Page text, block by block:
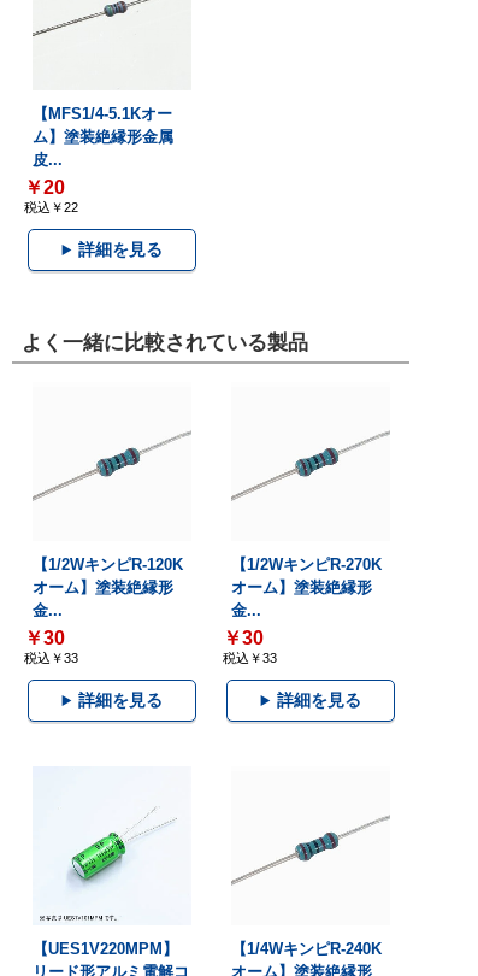
【MFS1/4-5.1Kオー
ム】塗装絶縁形金属
皮...
￥20
税込￥22
詳細を見る
よく一緒に比較されている製品
【1/2WキンピR-120K
オーム】塗装絶縁形
金...
￥30
税込￥33
詳細を見る
【1/2WキンピR-270K
オーム】塗装絶縁形
金...
￥30
税込￥33
詳細を見る
【UES1V220MPM】
リード形アルミ電解コ
【1/4WキンピR-240K
オーム】塗装絶縁形